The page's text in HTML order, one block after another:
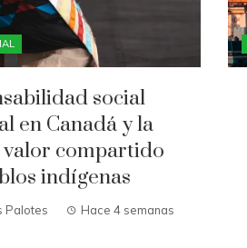
social
en Canadá y la
compartido
indígenas
Palotes Hace 4 semanas